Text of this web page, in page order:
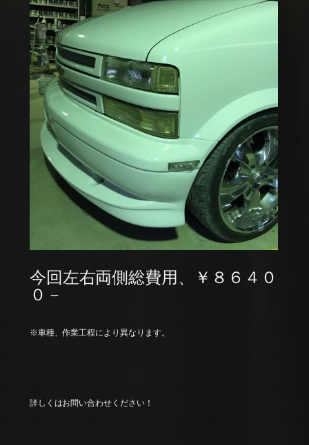
今回左右両側総費用、￥８６４０
０－
※車種、作業工程により異なります。
詳しくはお問い合わせください！